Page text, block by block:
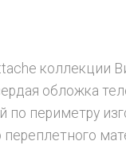
коллекции
обложка
по периметру